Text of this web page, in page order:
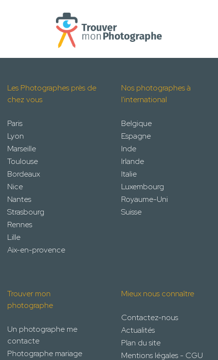
Les Photographes près de
chez vous
Paris
Lyon
Marseille
Toulouse
Bordeaux
Nice
Nantes
Strasbourg
Rennes
Lille
Aix-en-provence
Nos photographes à
l'international
Belgique
Espagne
Inde
Irlande
Italie
Luxembourg
Royaume-Uni
Suisse
Trouver mon
photographe
Un photographe me
contacte
Photographe mariage
Mieux nous connaître
Contactez-nous
Actualités
Plan du site
Mentions légales - CGU